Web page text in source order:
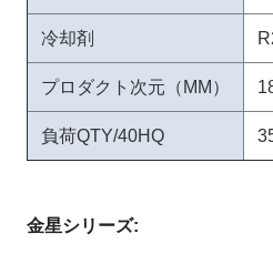
冷却剤
プロダクト次元（MM）
負荷QTY/40HQ
金星シリーズ: